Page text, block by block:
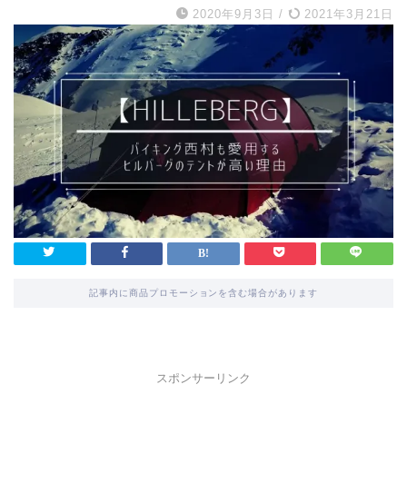
2020年9月3日 / 2021年3月21日
記事内に商品プロモーションを含む場合があります
スポンサーリンク